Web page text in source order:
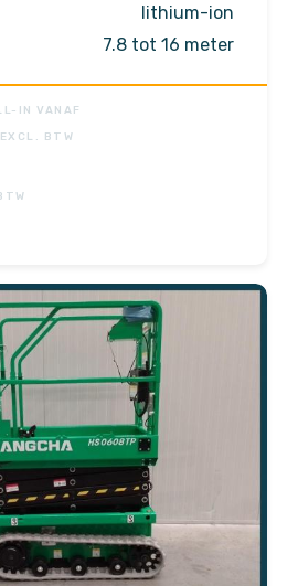
lithium-ion
7.8 tot 16 meter
IN VANAF
EXCL. BTW